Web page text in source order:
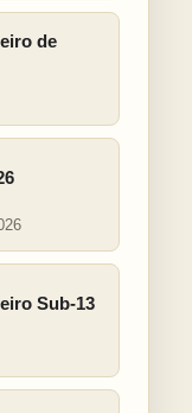
de
Sub-13